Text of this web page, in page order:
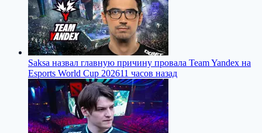
Saksa назвал главную причину провала Team Yandex на
Esports World Cup 202611 часов назад